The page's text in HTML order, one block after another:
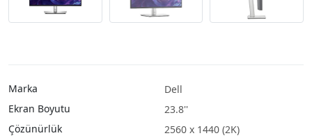
Marka
Dell
Ekran Boyutu
23.8''
Çözünürlük
2560 x 1440 (2K)